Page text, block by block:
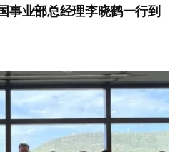
事业部总经理李晓鹤一行到